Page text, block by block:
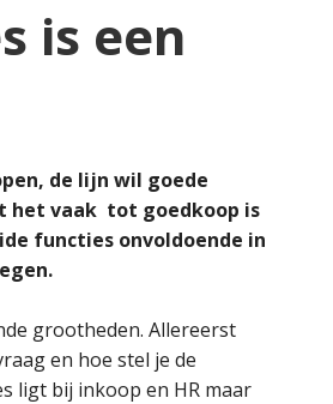
is een
de lijn wil goede
het vaak tot goedkoop is
functies onvoldoende in
grootheden. Allereerst
en hoe stel je de
ligt bij inkoop en HR maar